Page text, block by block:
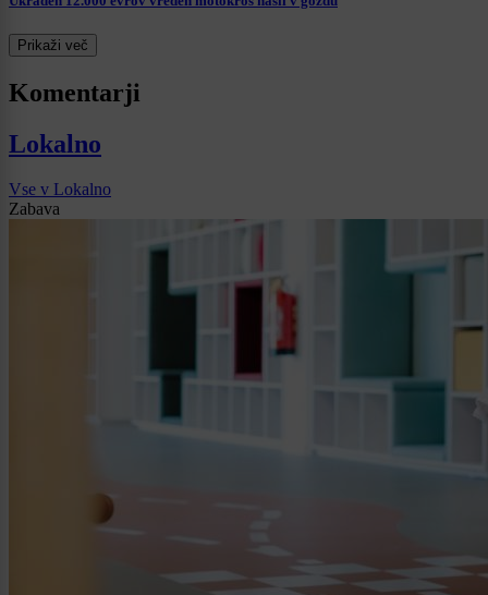
Prikaži več
Komentarji
Lokalno
Vse v Lokalno
Zabava